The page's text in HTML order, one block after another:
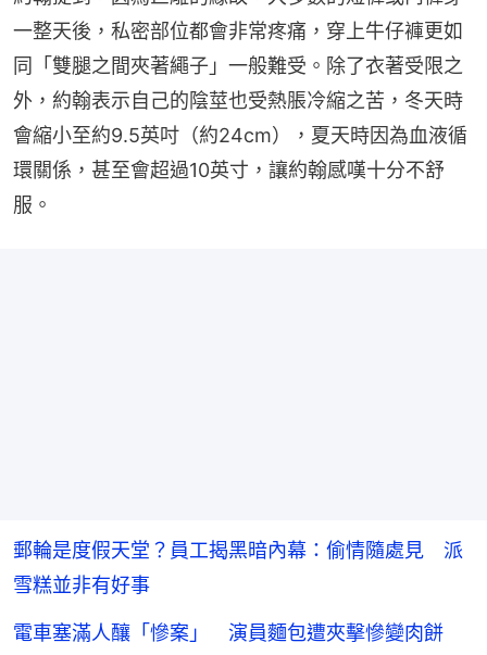
一整天後，私密部位都會非常疼痛，穿上牛仔褲更如
同「雙腿之間夾著繩子」一般難受。除了衣著受限之
外，約翰表示自己的陰莖也受熱脹冷縮之苦，冬天時
會縮小至約9.5英吋（約24cm），夏天時因為血液循
環關係，甚至會超過10英寸，讓約翰感嘆十分不舒
服。
郵輪是度假天堂？員工揭黑暗內幕：偷情隨處見 派
雪糕並非有好事
電車塞滿人釀「慘案」 演員麵包遭夾擊慘變肉餅